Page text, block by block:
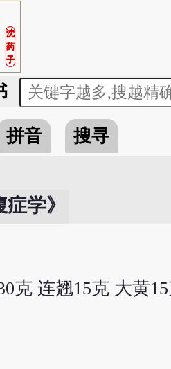
沈
药
子
拼音 搜寻
症学》
克 连翘15克 大黄